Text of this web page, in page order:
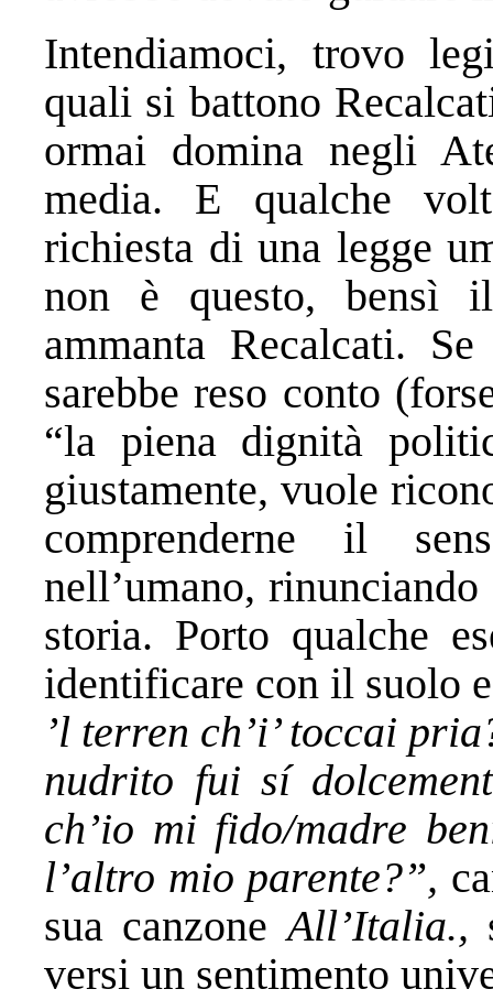
Intendiamoci, trovo
quali si battono
ormai domina negli
media. E qualche
richiesta di una legge
non è questo, bensì
ammanta Recalcati.
sarebbe reso conto
“la piena dignità
giustamente, vuole
comprenderne il
nell’umano,
storia. Porto qualche
identificare con il suolo
’l terren ch’i’ toccai
nudrito fui sí
ch’io mi fido/madre
l’altro mio parente?”,
sua canzoneAll’Italia.,
versi un sentimento